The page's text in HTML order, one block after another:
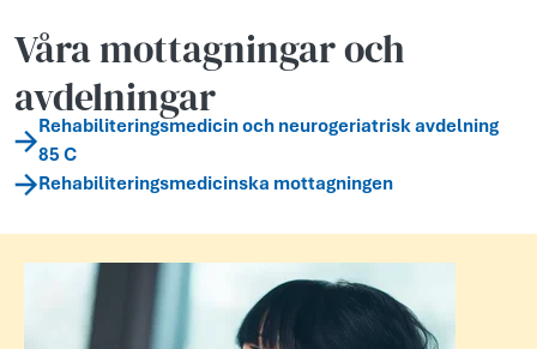
Våra mottagningar och
avdelningar
Rehabiliteringsmedicin och neurogeriatrisk avdelning
85 C
Rehabiliteringsmedicinska mottagningen